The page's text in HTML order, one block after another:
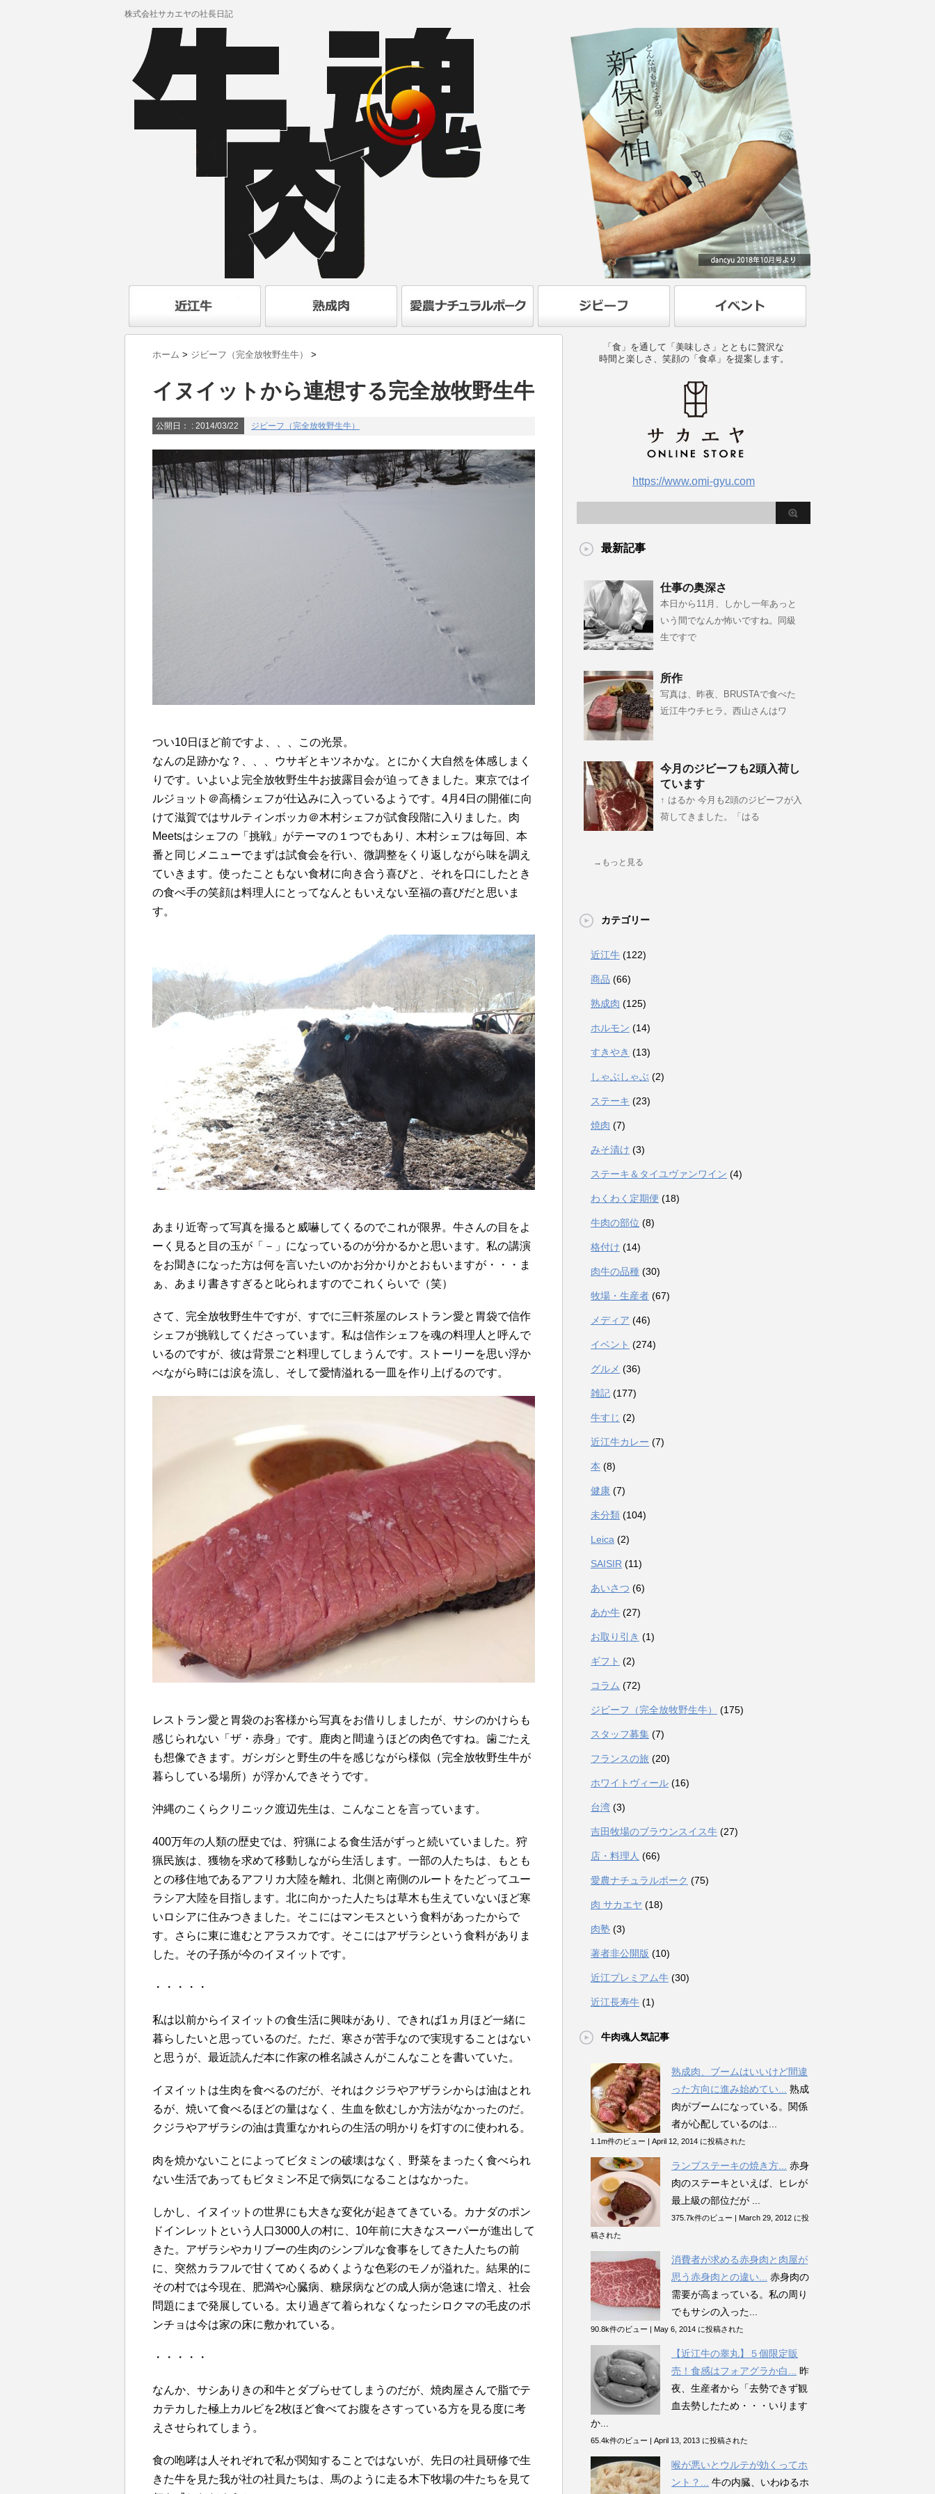
株式会社サカエヤの社長日記
ホーム > ジビーフ（完全放牧野生牛） >
イヌイットから連想する完全放牧野生牛
公開日： : 2014/03/22 ジビーフ（完全放牧野生牛）
つい10日ほど前ですよ、、、この光景。
なんの足跡かな？、、、ウサギとキツネかな。とにかく大自然を体感しまく
りです。いよいよ完全放牧野生牛お披露目会が迫ってきました。東京ではイ
ルジョット＠高橋シェフが仕込みに入っているようです。4月4日の開催に向
けて滋賀ではサルティンボッカ＠木村シェフが試食段階に入りました。肉
Meetsはシェフの「挑戦」がテーマの１つでもあり、木村シェフは毎回、本
番と同じメニューでまずは試食会を行い、微調整をくり返しながら味を調え
ていきます。使ったこともない食材に向き合う喜びと、それを口にしたとき
の食べ手の笑顔は料理人にとってなんともいえない至福の喜びだと思いま
す。
あまり近寄って写真を撮ると威嚇してくるのでこれが限界。牛さんの目をよ
ーく見ると目の玉が「－」になっているのが分かるかと思います。私の講演
をお聞きになった方は何を言いたいのかお分かりかとおもいますが・・・ま
ぁ、あまり書きすぎると叱られますのでこれくらいで（笑）
さて、完全放牧野生牛ですが、すでに三軒茶屋のレストラン愛と胃袋で信作
シェフが挑戦してくださっています。私は信作シェフを魂の料理人と呼んで
いるのですが、彼は背景ごと料理してしまうんです。ストーリーを思い浮か
べながら時には涙を流し、そして愛情溢れる一皿を作り上げるのです。
レストラン愛と胃袋のお客様から写真をお借りしましたが、サシのかけらも
感じられない「ザ・赤身」です。鹿肉と間違うほどの肉色ですね。歯ごたえ
も想像できます。ガシガシと野生の牛を感じながら様似（完全放牧野生牛が
暮らしている場所）が浮かんできそうです。
沖縄のこくらクリニック渡辺先生は、こんなことを言っています。
400万年の人類の歴史では、狩猟による食生活がずっと続いていました。狩
猟民族は、獲物を求めて移動しながら生活します。一部の人たちは、もとも
との移住地であるアフリカ大陸を離れ、北側と南側のルートをたどってユー
ラシア大陸を目指します。北に向かった人たちは草木も生えていないほど寒
いロシアに住みつきました。そこにはマンモスという食料があったからで
す。さらに東に進むとアラスカです。そこにはアザラシという食料がありま
した。その子孫が今のイヌイットです。
・・・・・
私は以前からイヌイットの食生活に興味があり、できれば1ヵ月ほど一緒に
暮らしたいと思っているのだ。ただ、寒さが苦手なので実現することはない
と思うが、最近読んだ本に作家の椎名誠さんがこんなことを書いていた。
イヌイットは生肉を食べるのだが、それはクジラやアザラシからは油はとれ
るが、焼いて食べるほどの量はなく、生血を飲むしか方法がなかったのだ。
クジラやアザラシの油は貴重なかれらの生活の明かりを灯すのに使われる。
肉を焼かないことによってビタミンの破壊はなく、野菜をまったく食べられ
ない生活であってもビタミン不足で病気になることはなかった。
しかし、イヌイットの世界にも大きな変化が起きてきている。カナダのポン
ドインレットという人口3000人の村に、10年前に大きなスーパーが進出して
きた。アザラシやカリブーの生肉のシンプルな食事をしてきた人たちの前
に、突然カラフルで甘くてめくるめくような色彩のモノが溢れた。結果的に
その村では今現在、肥満や心臓病、糖尿病などの成人病が急速に増え、社会
問題にまで発展している。太り過ぎて着られなくなったシロクマの毛皮のポ
ンチョは今は家の床に敷かれている。
・・・・・
なんか、サシありきの和牛とダブらせてしまうのだが、焼肉屋さんで脂でテ
カテカした極上カルビを2枚ほど食べてお腹をさすっている方を見る度に考
えさせられてしまう。
食の咆哮は人それぞれで私が関知することではないが、先日の社員研修で生
きた牛を見た我が社の社員たちは、馬のように走る木下牧場の牛たちを見て
「食」を通して「美味しさ」とともに贅沢な
時間と楽しさ、笑顔の「食卓」を提案します。
https://www.omi-gyu.com
最新記事
仕事の奥深さ
本日から11月、しかし一年あっと
いう間でなんか怖いですね。同級
生ですで
所作
写真は、昨夜、BRUSTAで食べた
近江牛ウチヒラ。西山さんはワ
今月のジビーフも2頭入荷し
ています
↑ はるか 今月も2頭のジビーフが入
荷してきました。「はる
→もっと見る
カテゴリー
近江牛 (122)
商品 (66)
熟成肉 (125)
ホルモン (14)
すきやき (13)
しゃぶしゃぶ (2)
ステーキ (23)
焼肉 (7)
みそ漬け (3)
ステーキ＆タイユヴァンワイン (4)
わくわく定期便 (18)
牛肉の部位 (8)
格付け (14)
肉牛の品種 (30)
牧場・生産者 (67)
メディア (46)
イベント (274)
グルメ (36)
雑記 (177)
牛すじ (2)
近江牛カレー (7)
本 (8)
健康 (7)
未分類 (104)
Leica (2)
SAISIR (11)
あいさつ (6)
あか牛 (27)
お取り引き (1)
ギフト (2)
コラム (72)
ジビーフ（完全放牧野生牛） (175)
スタッフ募集 (7)
フランスの旅 (20)
ホワイトヴィール (16)
台湾 (3)
吉田牧場のブラウンスイス牛 (27)
店・料理人 (66)
愛農ナチュラルポーク (75)
肉 サカエヤ (18)
肉塾 (3)
著者非公開版 (10)
近江プレミアム牛 (30)
近江長寿牛 (1)
牛肉魂人気記事
熟成肉、ブームはいいけど間違
った方向に進み始めてい...
熟成
肉がブームになっている。関係
者が心配しているのは...
1.1m件のビュー | April 12, 2014 に投稿された
ランプステーキの焼き方...
赤身
肉のステーキといえば、ヒレが
最上級の部位だが ...
375.7k件のビュー | March 29, 2012 に投
稿された
消費者が求める赤身肉と肉屋が
思う赤身肉との違い...
赤身肉の
需要が高まっている。私の周り
でもサシの入った...
90.8k件のビュー | May 6, 2014 に投稿された
【近江牛の睾丸】５個限定販
売！食感はフォアグラか白...
昨
夜、生産者から「去勢できず観
血去勢したため・・・いります
か...
65.4k件のビュー | April 13, 2013 に投稿された
喉が悪いとウルテが効くってホ
ント？...
牛の内臓、いわゆるホ